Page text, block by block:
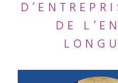
DE